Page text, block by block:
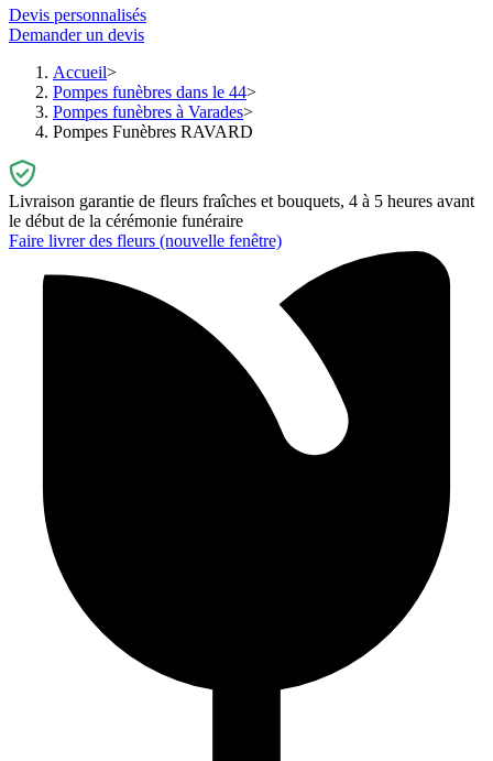
Devis personnalisés
Demander un devis
Accueil
Pompes funèbres dans le 44
Pompes funèbres à Varades
Pompes Funèbres RAVARD
Livraison garantie de fleurs fraîches et bouquets, 4 à 5 heures avant
le début de la cérémonie funéraire
Faire livrer des fleurs (nouvelle fenêtre)